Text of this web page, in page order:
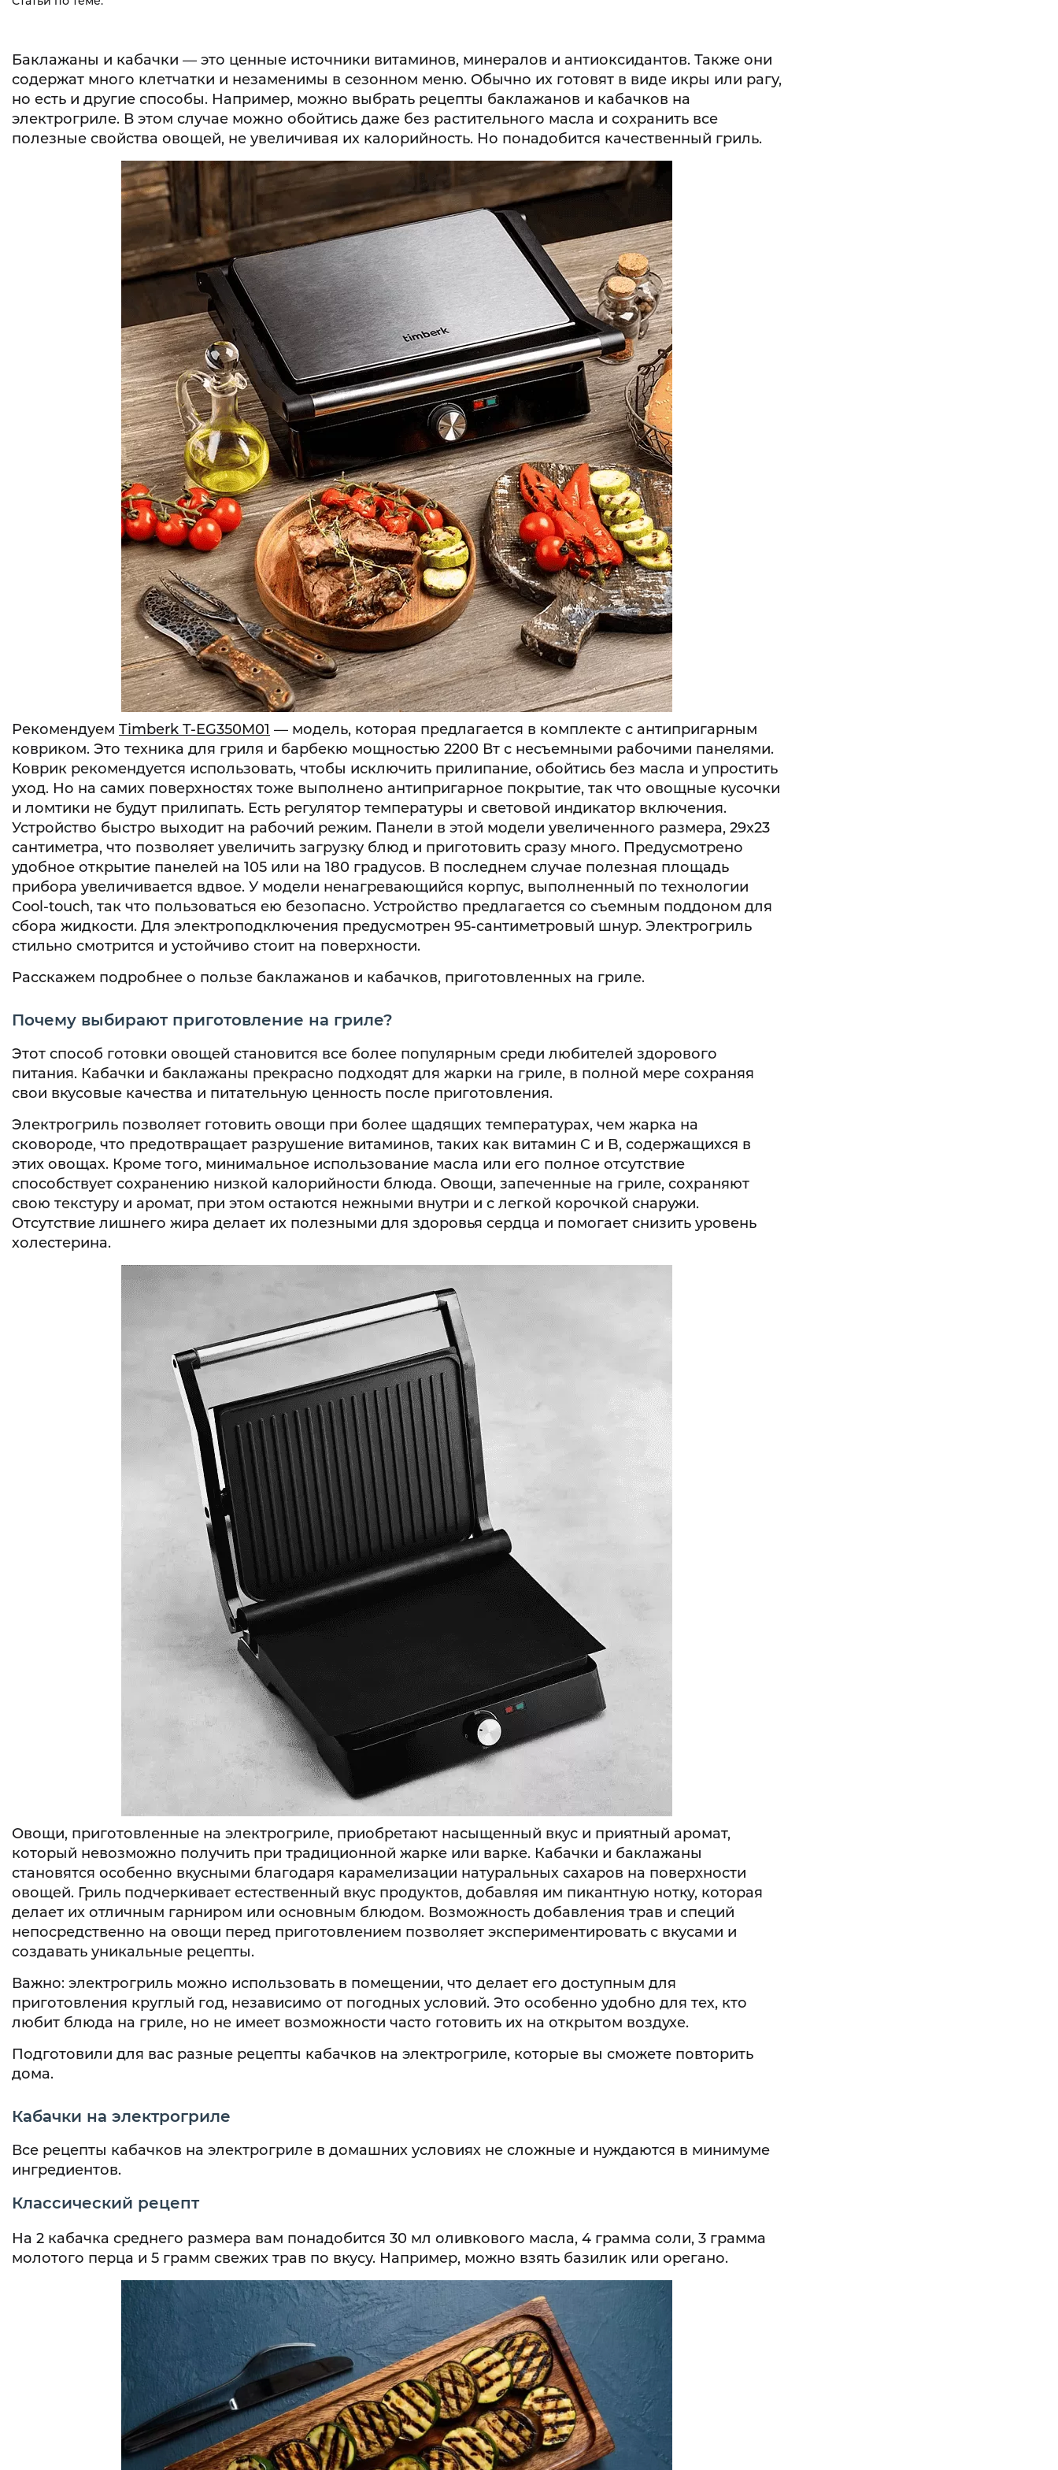
Баклажаны и кабачки — это ценные источники витаминов, минералов и антиоксидантов. Также они
содержат много клетчатки и незаменимы в сезонном меню. Обычно их готовят в виде икры или рагу,
но есть и другие способы. Например, можно выбрать рецепты баклажанов и кабачков на
электрогриле. В этом случае можно обойтись даже без растительного масла и сохранить все
полезные свойства овощей, не увеличивая их калорийность. Но понадобится качественный гриль.
Рекомендуем Timberk T-EG350M01 — модель, которая предлагается в комплекте с антипригарным
ковриком. Это техника для гриля и барбекю мощностью 2200 Вт с несъемными рабочими панелями.
Коврик рекомендуется использовать, чтобы исключить прилипание, обойтись без масла и упростить
уход. Но на самих поверхностях тоже выполнено антипригарное покрытие, так что овощные кусочки
и ломтики не будут прилипать. Есть регулятор температуры и световой индикатор включения.
Устройство быстро выходит на рабочий режим. Панели в этой модели увеличенного размера, 29х23
сантиметра, что позволяет увеличить загрузку блюд и приготовить сразу много. Предусмотрено
удобное открытие панелей на 105 или на 180 градусов. В последнем случае полезная площадь
прибора увеличивается вдвое. У модели ненагревающийся корпус, выполненный по технологии
Cool-touch, так что пользоваться ею безопасно. Устройство предлагается со съемным поддоном для
сбора жидкости. Для электроподключения предусмотрен 95-сантиметровый шнур. Электрогриль
стильно смотрится и устойчиво стоит на поверхности.
Расскажем подробнее о пользе баклажанов и кабачков, приготовленных на гриле.
Почему выбирают приготовление на гриле?
Этот способ готовки овощей становится все более популярным среди любителей здорового
питания. Кабачки и баклажаны прекрасно подходят для жарки на гриле, в полной мере сохраняя
свои вкусовые качества и питательную ценность после приготовления.
Электрогриль позволяет готовить овощи при более щадящих температурах, чем жарка на
сковороде, что предотвращает разрушение витаминов, таких как витамин C и B, содержащихся в
этих овощах. Кроме того, минимальное использование масла или его полное отсутствие
способствует сохранению низкой калорийности блюда. Овощи, запеченные на гриле, сохраняют
свою текстуру и аромат, при этом остаются нежными внутри и с легкой корочкой снаружи.
Отсутствие лишнего жира делает их полезными для здоровья сердца и помогает снизить уровень
холестерина.
Овощи, приготовленные на электрогриле, приобретают насыщенный вкус и приятный аромат,
который невозможно получить при традиционной жарке или варке. Кабачки и баклажаны
становятся особенно вкусными благодаря карамелизации натуральных сахаров на поверхности
овощей. Гриль подчеркивает естественный вкус продуктов, добавляя им пикантную нотку, которая
делает их отличным гарниром или основным блюдом. Возможность добавления трав и специй
непосредственно на овощи перед приготовлением позволяет экспериментировать с вкусами и
создавать уникальные рецепты.
Важно: электрогриль можно использовать в помещении, что делает его доступным для
приготовления круглый год, независимо от погодных условий. Это особенно удобно для тех, кто
любит блюда на гриле, но не имеет возможности часто готовить их на открытом воздухе.
Подготовили для вас разные рецепты кабачков на электрогриле, которые вы сможете повторить
дома.
Кабачки на электрогриле
Все рецепты кабачков на электрогриле в домашних условиях не сложные и нуждаются в минимуме
ингредиентов.
Классический рецепт
На 2 кабачка среднего размера вам понадобится 30 мл оливкового масла, 4 грамма соли, 3 грамма
молотого перца и 5 грамм свежих трав по вкусу. Например, можно взять базилик или орегано.